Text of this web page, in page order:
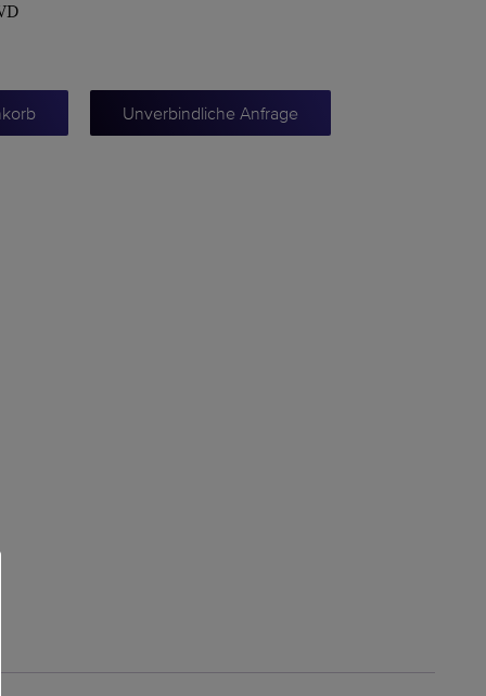
Unverbindliche Anfrage